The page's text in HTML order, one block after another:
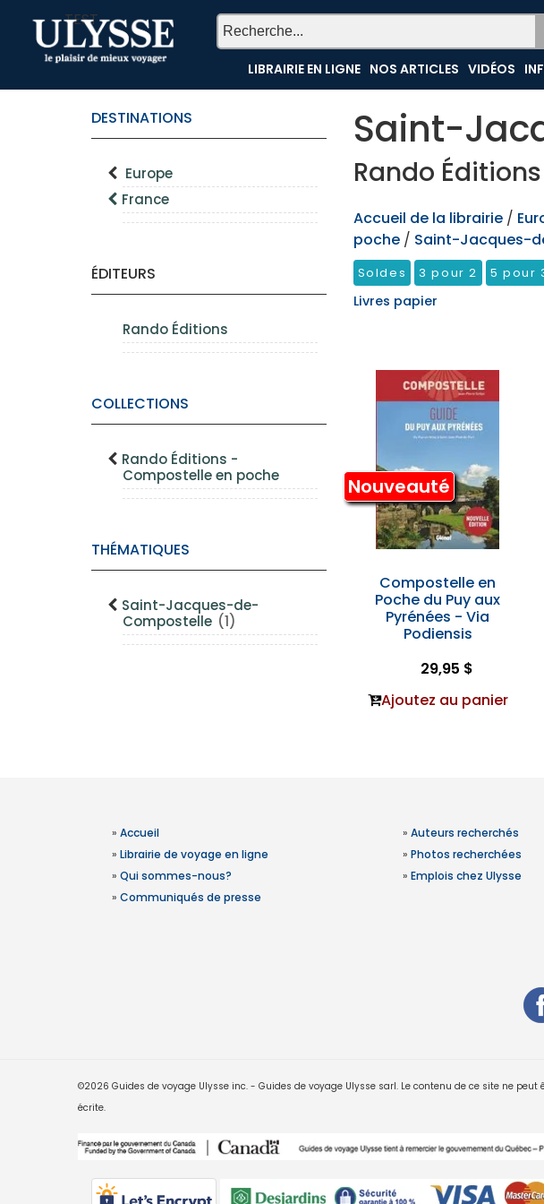
TEST
LIBRAIRIE EN LIGNE NOS ARTICLES VIDÉOS
DESTINATIONS
Europe
France
ÉDITEURS
Rando Éditions
COLLECTIONS
Rando Éditions -
Compostelle en poche
THÉMATIQUES
Saint-Jacques-de-
Compostelle (1)
Saint-
Rando
Accueil de la librairie /
poche / Saint-Jacques-
Soldes 3 pour 2 5 pour
Livres papier
Nouveauté
Compostelle en
Poche du Puy aux
Pyrénées - Via
Podiensis
29,95 $
Ajoutez au panier
» Accueil
» Librairie de voyage en ligne
» Qui sommes-nous?
» Communiqués de presse
» Auteurs recherchés
» Photos recherchées
» Emplois chez Ulysse
©2026 Guides de voyage Ulysse inc. - Guides de voyage Ulysse sarl. Le contenu de ce site ne
écrite.